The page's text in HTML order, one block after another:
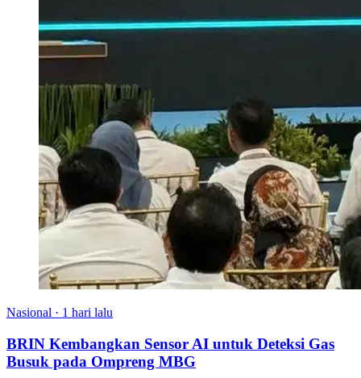
Nasional · 1 hari lalu
BRIN Kembangkan Sensor AI untuk Deteksi Gas
Busuk pada Ompreng MBG